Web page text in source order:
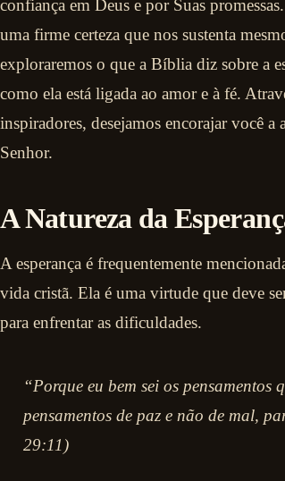
confiança em Deus e por Suas
uma firme certeza que nos sustenta
exploraremos o que a Bíblia diz sobre a
como ela está ligada ao amor e à fé.
inspiradores, desejamos encorajar você a
Senhor.
A Natureza da
A esperança é frequentemente
vida cristã. Ela é uma virtude que deve
para enfrentar as dificuldades.
“Porque eu bem sei os pensamentos
pensamentos de paz e não de mal,
29:11)